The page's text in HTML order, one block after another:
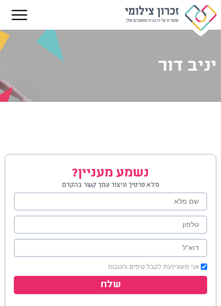
יניב דור
נשמע מעניין?
מלא פרטיך וניצור עמך קשר בהקדם
אני מעוניין/נת לקבל טיפים והטבות
שלח